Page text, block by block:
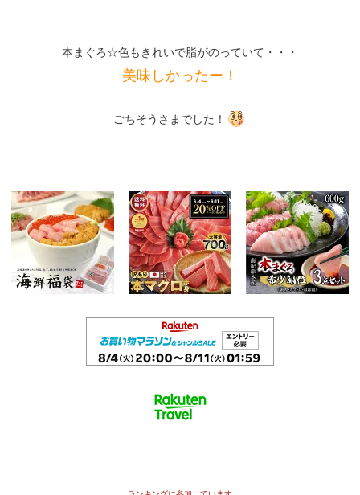
本まぐろ☆色もきれいで脂がのっていて・・・
美味しかったー！
ごちそうさまでした！